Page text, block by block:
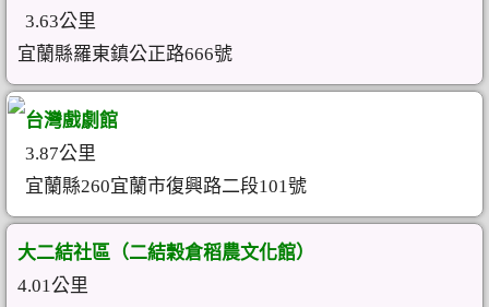
3.63公里
宜蘭縣羅東鎮公正路666號
台灣戲劇館
3.87公里
宜蘭縣260宜蘭市復興路二段101號
大二結社區（二結穀倉稻農文化館）
4.01公里